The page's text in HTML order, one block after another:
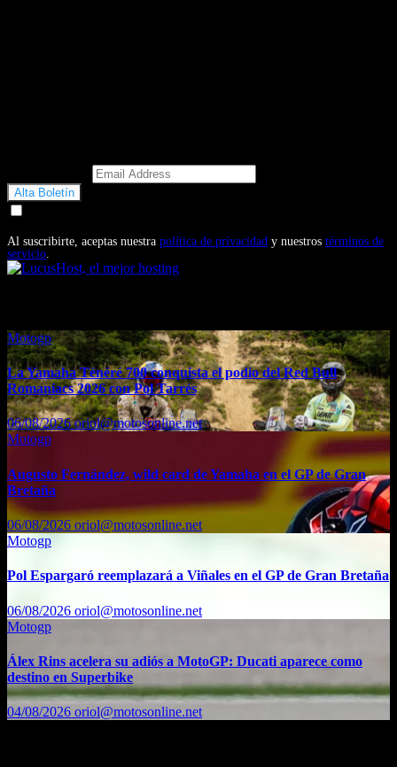
Al suscribirte, aceptas nuestra política de privacidad y nuestros términos de
servicio.
Motogp
La Yamaha Ténéré 700 conquista el podio del Red Bull
Romaniacs 2026 con Pol Tarrés
06/08/2026oriol@motosonline.net
Motogp
Augusto Fernández, wild card de Yamaha en el GP de Gran
Bretaña
06/08/2026 oriol@motosonline.net
Motogp
Pol Espargaró reemplazará a Viñales en el GP de Gran Bretaña
06/08/2026 oriol@motosonline.net
Motogp
Álex Rins acelera su adiós a MotoGP: Ducati aparece como
destino en Superbike
04/08/2026 oriol@motosonline.net